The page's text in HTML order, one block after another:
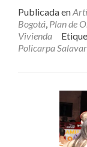
Publicada en
Bogotá, Plan de
Vivienda
Policarpa